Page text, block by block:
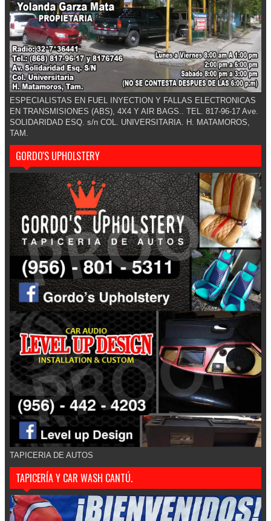
ESPECIALISTAS EN FUEL INYECTION Y FALLAS ELECTRONICAS
EN TRANSMISIONES (ABS), 4X4 Y AIR BAGS.. TEL. 817-96-17 Ave.
SOLIDARIDAD ESQ. s/n COL. UNIVERSITARIA. H. MATAMOROS,
TAM.
GORDO'S UPHOLSTERY
TAPICERIA DE AUTOS
TAPICERÍA Y CAR WASH CANTÚ.